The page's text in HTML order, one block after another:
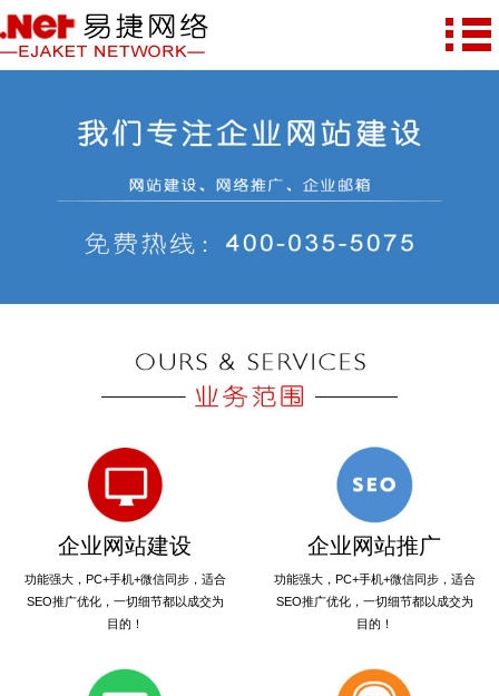
企业网站建设
功能强大，PC+手机+微信同步，适合
SEO推广优化，一切细节都以成交为
目的！
企业网站推广
功能强大，PC+手机+微信同步，适合
SEO推广优化，一切细节都以成交为
目的！